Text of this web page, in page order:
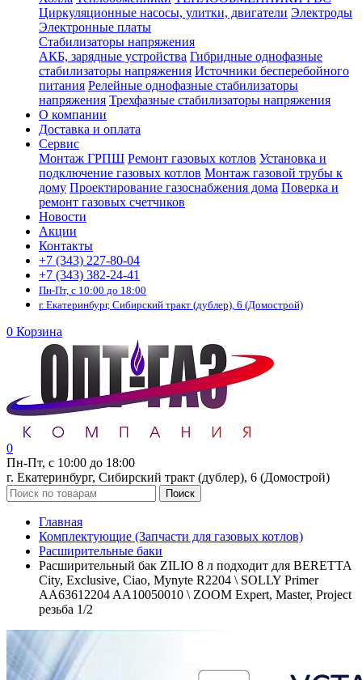
Циркуляционные насосы, улитки, двигатели Электроды
Электронные платы
Стабилизаторы напряжения
АКБ, зарядные устройства Гибридные однофазные
стабилизаторы напряжения Источники бесперебойного
питания Релейные однофазные стабилизаторы
напряжения Трехфазные стабилизаторы напряжения
О компании
Доставка и оплата
Сервис
Монтаж ГРПШ Ремонт газовых котлов Установка и
подключение газовых котлов Монтаж газовой трубы к
дому Проектирование газоснабжения дома Поверка и
ремонт газовых счетчиков
Новости
Акции
Контакты
+7 (343) 227-80-04
+7 (343) 382-24-41
Пн-Пт, с 10:00 до 18:00
г. Екатеринбург, Сибирский тракт (дублер), 6 (Домострой)
0 Корзина
0
Пн-Пт, с 10:00 до 18:00
г. Екатеринбург, Сибирский тракт (дублер), 6 (Домострой)
Поиск
Главная
Комплектующие (Запчасти для газовых котлов)
Расширительные баки
Расширительный бак ZILIO 8 л подходит для BERETTA
City, Exclusive, Ciao, Mynyte R2204 \ SOLLY Primer
AA63612204 AA10050010 \ ZOOM Expert, Master, Project
резьба 1/2